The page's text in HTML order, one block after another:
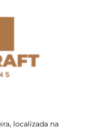
localizada na